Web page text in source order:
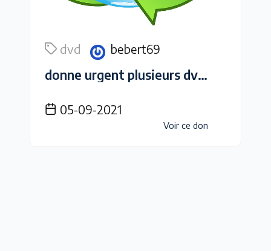
dvd bebert69
donne urgent plusieurs dvd et cassettes video de films divers
05-09-2021
Voir ce don